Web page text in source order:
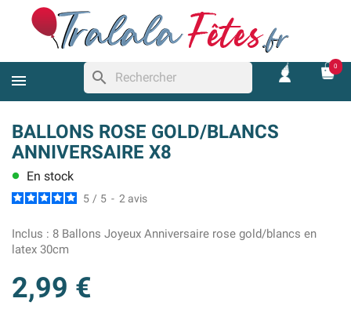
search
0
BALLONS ROSE GOLD/BLANCS
ANNIVERSAIRE X8
lens En stock
5 / 5 - 2 avis
Inclus : 8 Ballons Joyeux Anniversaire rose gold/blancs en
latex 30cm
2,99 €